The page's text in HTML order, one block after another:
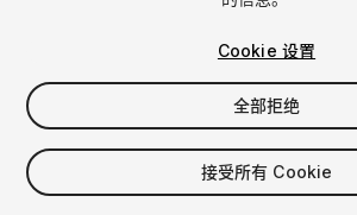
$4.99
增值税将在结算时计算
Cookie 设置
全部拒绝
接受所有 Cookie